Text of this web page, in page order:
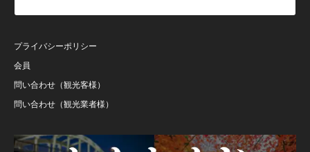
プライバシーポリシー
会員
問い合わせ（観光客様）
問い合わせ（観光業者様）